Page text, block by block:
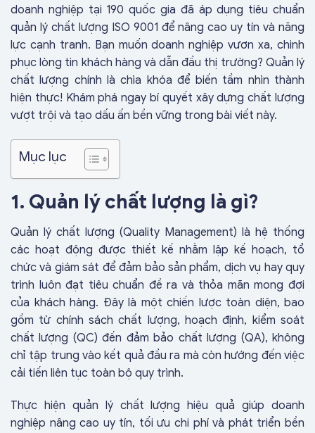
doanh nghiệp tại 190 quốc gia đã áp dụng tiêu chuẩn
quản lý chất lượng ISO 9001 để nâng cao uy tín và năng
lực cạnh tranh. Bạn muốn doanh nghiệp vươn xa, chinh
phục lòng tin khách hàng và dẫn đầu thị trường? Quản lý
chất lượng chính là chìa khóa để biến tầm nhìn thành
hiện thực! Khám phá ngay bí quyết xây dựng chất lượng
vượt trội và tạo dấu ấn bền vững trong bài viết này.
Mục lục
1. Quản lý chất lượng là gì?
Quản lý chất lượng (Quality Management) là hệ thống
các hoạt động được thiết kế nhằm lập kế hoạch, tổ
chức và giám sát để đảm bảo sản phẩm, dịch vụ hay quy
trình luôn đạt tiêu chuẩn đề ra và thỏa mãn mong đợi
của khách hàng. Đây là một chiến lược toàn diện, bao
gồm từ chính sách chất lượng, hoạch định, kiểm soát
chất lượng (QC) đến đảm bảo chất lượng (QA), không
chỉ tập trung vào kết quả đầu ra mà còn hướng đến việc
cải tiến liên tục toàn bộ quy trình.
Thực hiện quản lý chất lượng hiệu quả giúp doanh
nghiệp nâng cao uy tín, tối ưu chi phí và phát triển bền